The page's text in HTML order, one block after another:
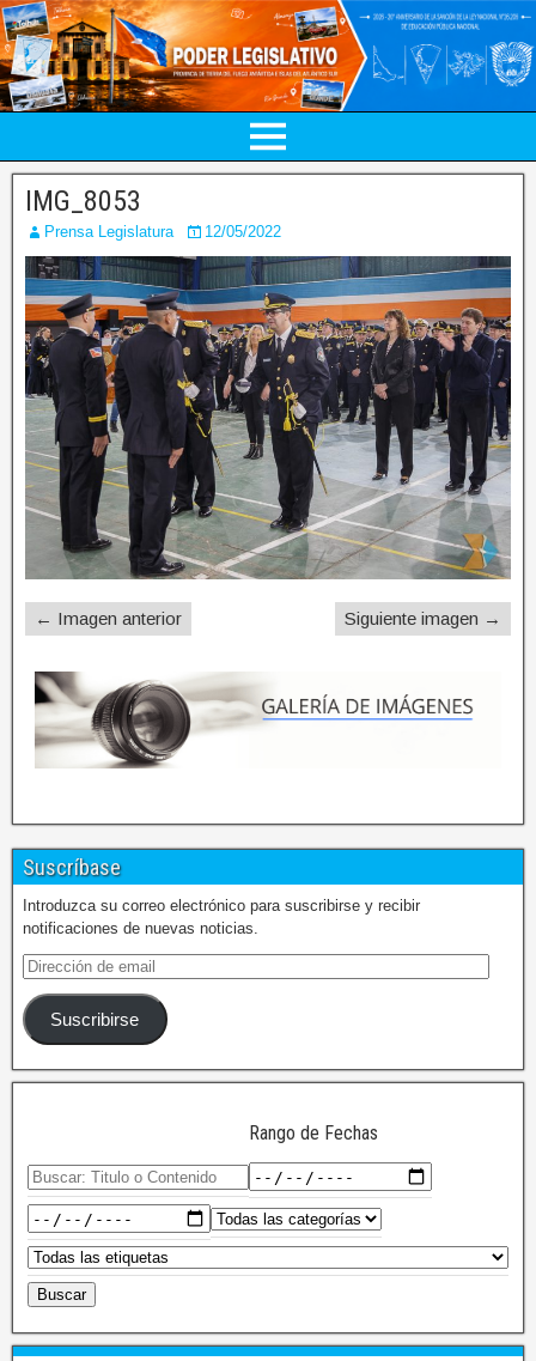
IMG_8053
Prensa Legislatura 12/05/2022
← Imagen anterior Siguiente imagen →
Suscríbase
Introduzca su correo electrónico para suscribirse y recibir
notificaciones de nuevas noticias.
Suscribirse
Rango de Fechas